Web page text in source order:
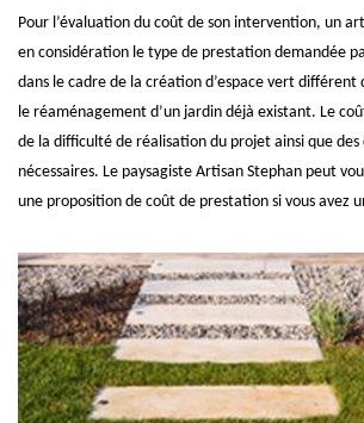
Pour l’évaluation du coût de son intervention, un
en considération le type de prestation demandée
dans le cadre de la création d’espace vert différent
le réaménagement d’un jardin déjà existant. Le
de la difficulté de réalisation du projet ainsi que
nécessaires. Le paysagiste Artisan Stephan peut
une proposition de coût de prestation si vous avez